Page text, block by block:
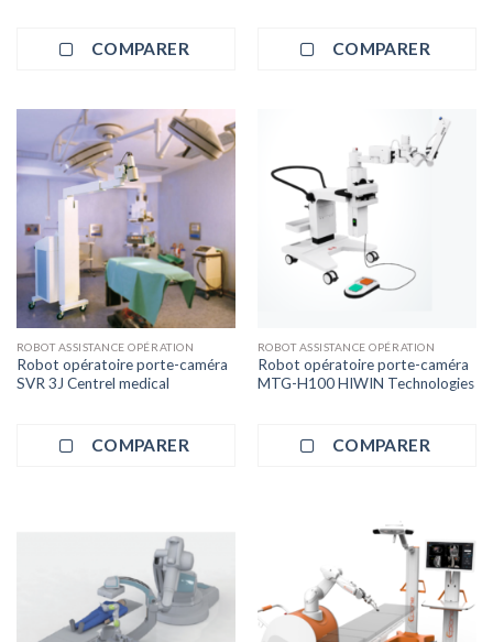
COMPARER COMPARER
ROBOT ASSISTANCE OPÉRATION
Robot opératoire porte-caméra
SVR 3J Centrel medical
COMPARER
ROBOT ASSISTANCE OPÉRATION
Robot opératoire porte-caméra
MTG-H100 HIWIN Technologies
COMPARER